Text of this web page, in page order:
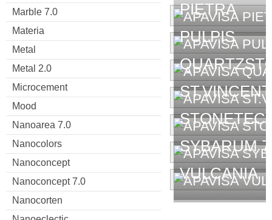
Marble 7.0
Materia
Metal
Metal 2.0
Microcement
Mood
Nanoarea 7.0
Nanocolors
Nanoconcept
Nanoconcept 7.0
Nanocorten
PIETRA
PULPIS
ST.VINCENT
SYBARUM
VULCANIA